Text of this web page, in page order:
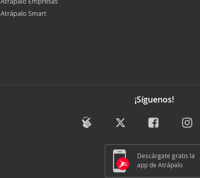
Atrápalo Smart
¡Síguenos!
Descárgate gratis la
app de Atrápalo